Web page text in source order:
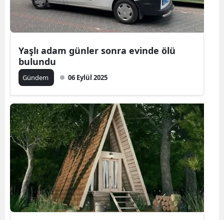
Yaşlı adam günler sonra evinde ölü
bulundu
Gündem 06 Eylül 2025